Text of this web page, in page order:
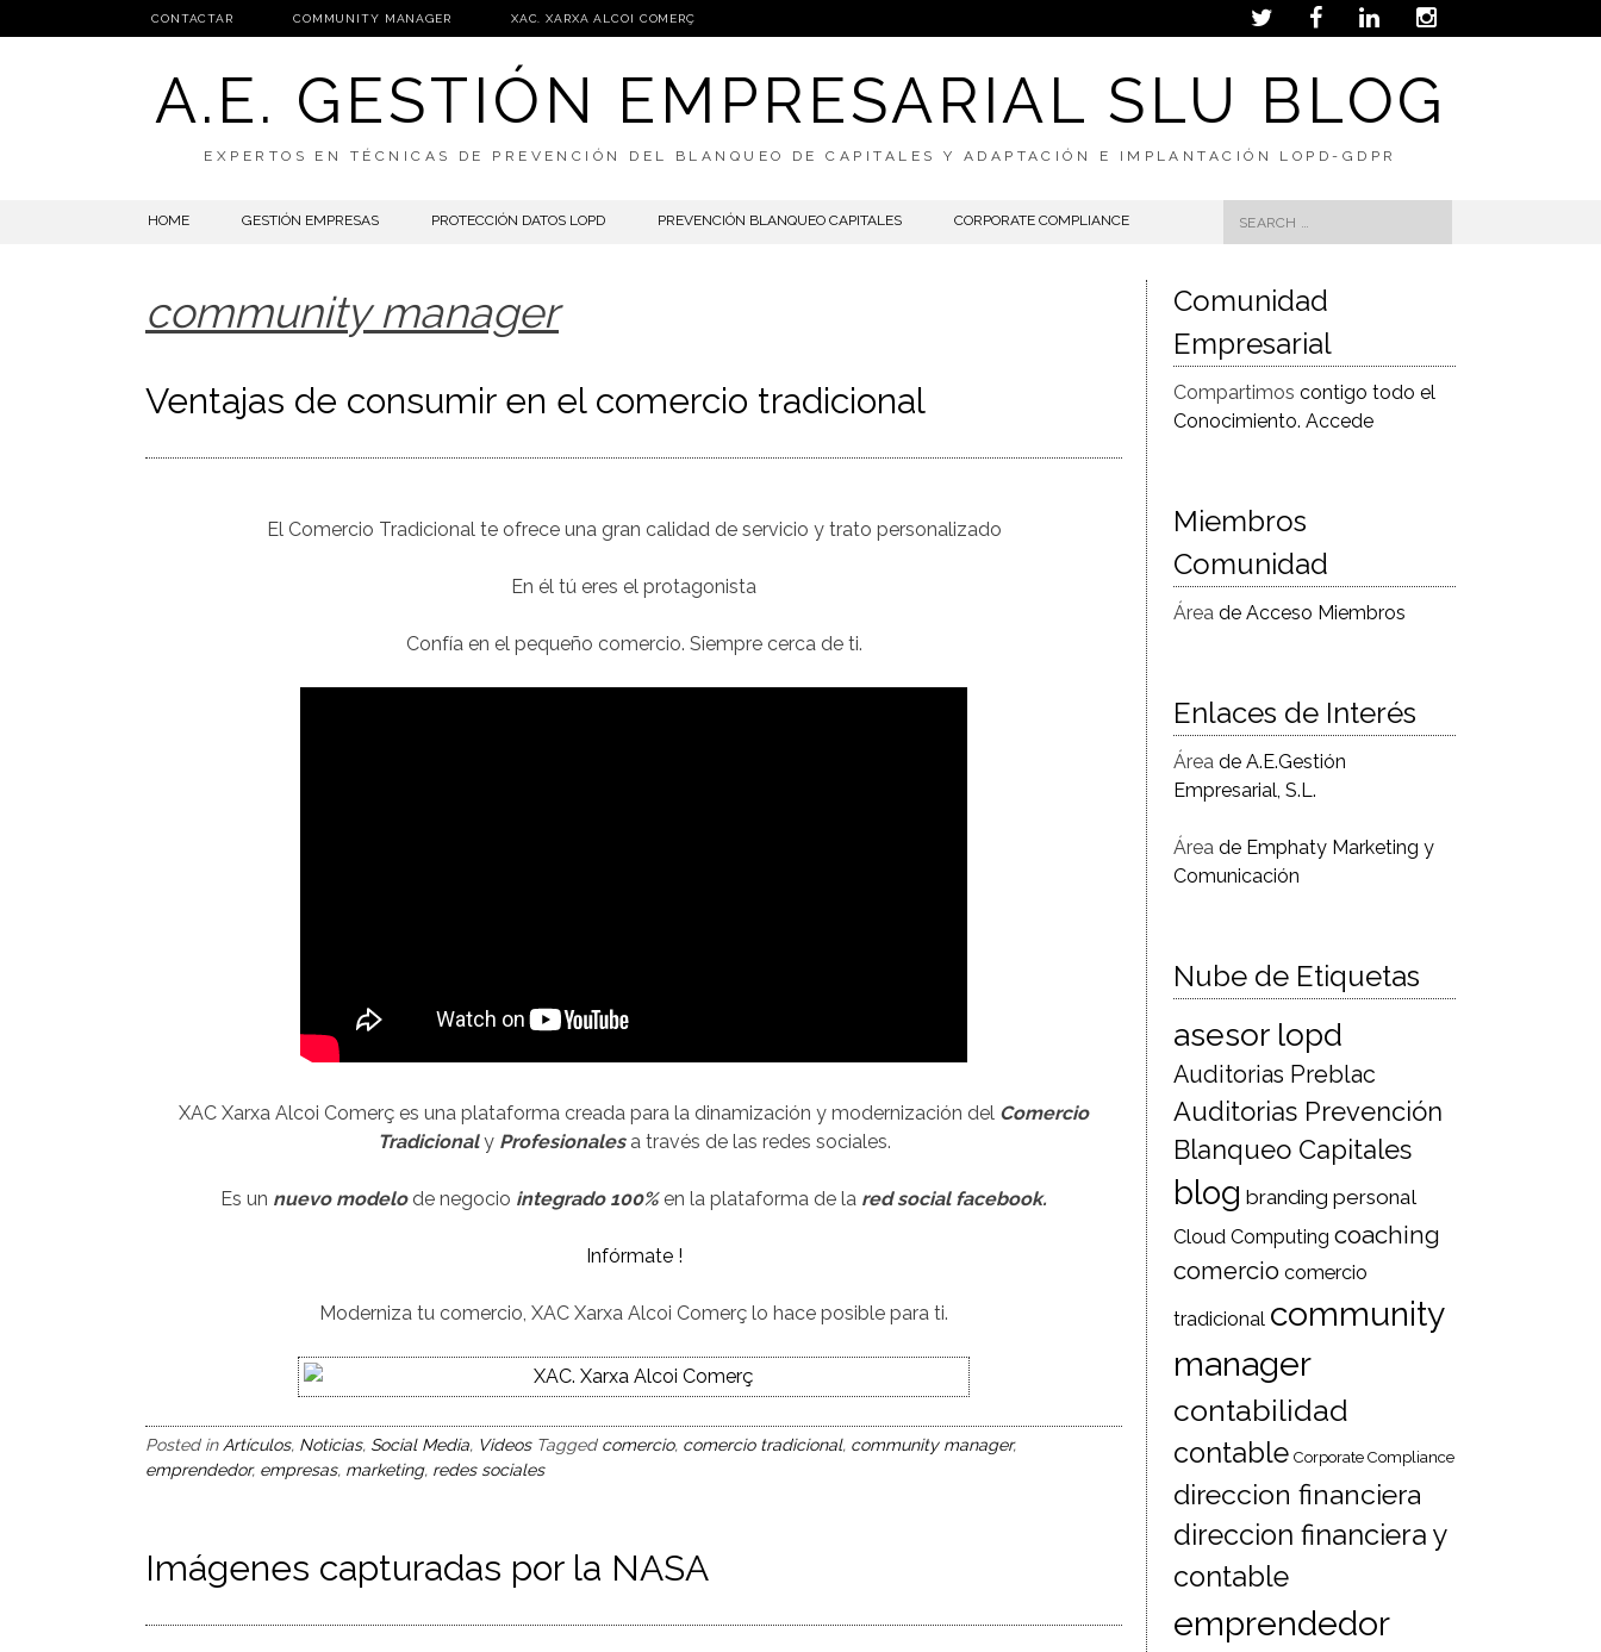
CONTACTAR COMMUNITY MANAGER XAC. XARXA ALCOI COMERÇ
A.E. GESTIÓN EMPRESARIAL SLU BLOG
EXPERTOS EN TÉCNICAS DE PREVENCIÓN DEL BLANQUEO DE CAPITALES Y ADAPTACIÓN E IMPLANTACIÓN LOPD-GDPR
SKIP
HOME GESTIÓN EMPRESAS PROTECCIÓN DATOS LOPD PREVENCIÓN BLANQUEO CAPITALES CORPORATE COMPLIANCE
Search
for:
community manager
Ventajas de consumir en el comercio tradicional
El Comercio Tradicional te ofrece una gran calidad de servicio y trato personalizado
En él tú eres el protagonista
Confía en el pequeño comercio. Siempre cerca de ti.
XAC Xarxa Alcoi Comerç es una plataforma creada para la dinamización y modernización del Comercio
Tradicionaly Profesionalesa través de las redes sociales.
Es un nuevo modelode negocio integrado 100%en la plataforma de la red social facebook.
Infórmate !
Moderniza tu comercio, XAC Xarxa Alcoi Comerç lo hace posible para ti.
Posted in Artículos, Noticias, Social Media, Videos Tagged comercio, comercio tradicional, community manager,
emprendedor, empresas, marketing, redes sociales
Imágenes capturadas por la NASA
Comunidad
Empresarial
Compartimoscontigo todo el
Conocimiento. Accede
Miembros
Comunidad
Áreade Acceso Miembros
Enlaces de Interés
Áreade A.E.Gestión
Empresarial, S.L.
Áreade Emphaty Marketing y
Comunicación
Nube de Etiquetas
asesor lopd
Auditorias Preblac
Auditorias Prevención
Blanqueo Capitales
blog branding personal
Cloud Computing coaching
comercio comercio
tradicional community
manager
contabilidad
contable Corporate Compliance
direccion financiera
direccion financiera y
contable
emprendedor